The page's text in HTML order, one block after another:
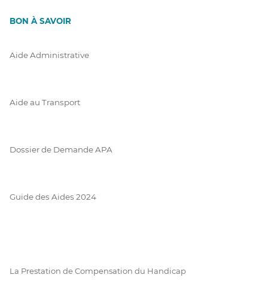
BON À SAVOIR
Aide Administrative
Aide au Transport
Dossier de Demande APA
Guide des Aides 2024
La Prestation de Compensation du Handicap